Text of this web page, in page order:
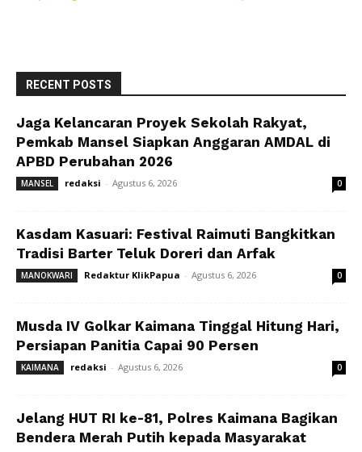
RECENT POSTS
Jaga Kelancaran Proyek Sekolah Rakyat,
Pemkab Mansel Siapkan Anggaran AMDAL di
APBD Perubahan 2026
MANSEL redaksi - Agustus 6, 2026 0
Kasdam Kasuari: Festival Raimuti Bangkitkan
Tradisi Barter Teluk Doreri dan Arfak
MANOKWARI Redaktur KlikPapua - Agustus 6, 2026 0
Musda IV Golkar Kaimana Tinggal Hitung Hari,
Persiapan Panitia Capai 90 Persen
KAIMANA redaksi - Agustus 6, 2026 0
Jelang HUT RI ke-81, Polres Kaimana Bagikan
Bendera Merah Putih kepada Masyarakat